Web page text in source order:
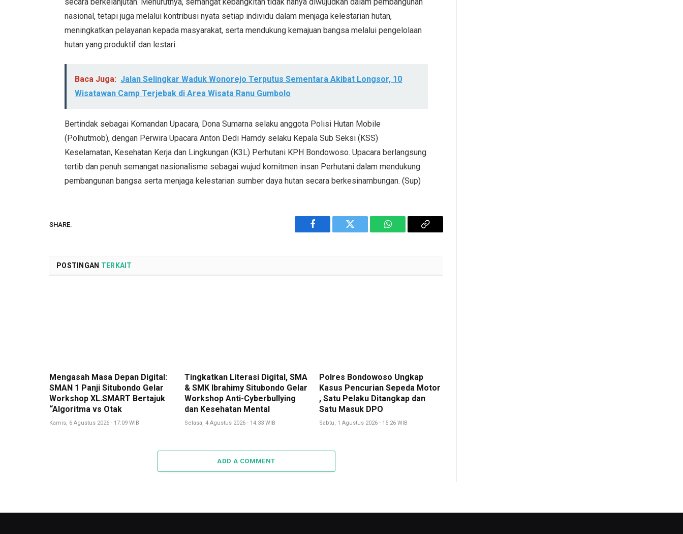
nasional, tetapi juga melalui kontribusi nyata setiap individu dalam menjaga kelestarian hutan,
meningkatkan pelayanan kepada masyarakat, serta mendukung kemajuan bangsa melalui pengelolaan
hutan yang produktif dan lestari.
Baca Juga: Jalan Selingkar Waduk Wonorejo Terputus Sementara Akibat Longsor, 10
Wisatawan Camp Terjebak di Area Wisata Ranu Gumbolo
Bertindak sebagai Komandan Upacara, Dona Sumarna selaku anggota Polisi Hutan Mobile
(Polhutmob), dengan Perwira Upacara Anton Dedi Hamdy selaku Kepala Sub Seksi (KSS)
Keselamatan, Kesehatan Kerja dan Lingkungan (K3L) Perhutani KPH Bondowoso. Upacara berlangsung
tertib dan penuh semangat nasionalisme sebagai wujud komitmen insan Perhutani dalam mendukung
pembangunan bangsa serta menjaga kelestarian sumber daya hutan secara berkesinambungan. (Sup)
SHARE.
Facebook Twitter WhatsAppCopy
POSTINGAN TERKAIT
Mengasah Masa Depan Digital:
SMAN 1 Panji Situbondo Gelar
Workshop XL.SMART Bertajuk
“Algoritma vs Otak
Kamis, 6 Agustus 2026 - 17:09 WIB
Tingkatkan Literasi Digital, SMA
& SMK Ibrahimy Situbondo Gelar
Workshop Anti-Cyberbullying
dan Kesehatan Mental
Selasa, 4 Agustus 2026 - 14:33 WIB
Polres Bondowoso Ungkap
Kasus Pencurian Sepeda Motor
, Satu Pelaku Ditangkap dan
Satu Masuk DPO
Sabtu, 1 Agustus 2026 - 15:26 WIB
ADD A COMMENT